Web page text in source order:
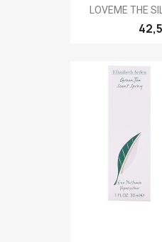
LOVEME THE